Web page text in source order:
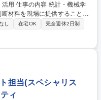
機械学
材料を現場に提供することが
日々の戦術で活用できるよ
せします。 【戦略・戦
率予測モデルの構築、および
クアイ）等のトラッキングデー
価 【スカウティング・育成支
成績予測モデルの構築・運用
・状態を可視化する独自指標
備 募集職種 【デー
データ分析・活用
し 在宅OK
完全週休2日制
担当(スペシャリス
ィ